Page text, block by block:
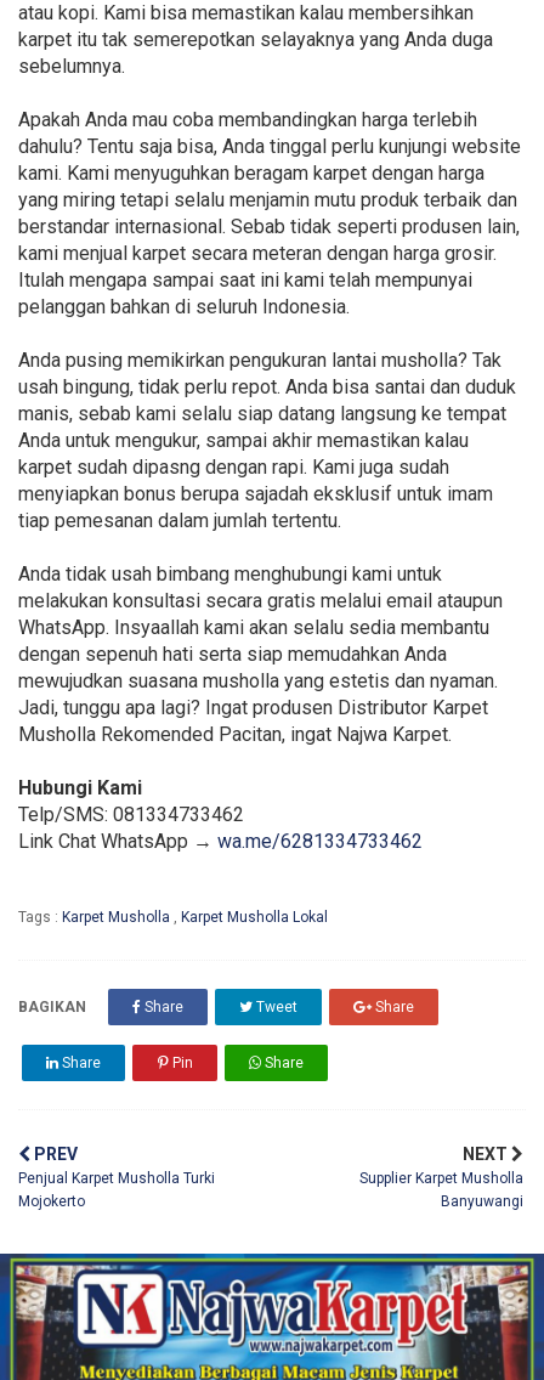
atau kopi. Kami bisa memastikan kalau membersihkan
karpet itu tak semerepotkan selayaknya yang Anda duga
sebelumnya.
Apakah Anda mau coba membandingkan harga terlebih
dahulu? Tentu saja bisa, Anda tinggal perlu kunjungi website
kami. Kami menyuguhkan beragam karpet dengan harga
yang miring tetapi selalu menjamin mutu produk terbaik dan
berstandar internasional. Sebab tidak seperti produsen lain,
kami menjual karpet secara meteran dengan harga grosir.
Itulah mengapa sampai saat ini kami telah mempunyai
pelanggan bahkan di seluruh Indonesia.
Anda pusing memikirkan pengukuran lantai musholla? Tak
usah bingung, tidak perlu repot. Anda bisa santai dan duduk
manis, sebab kami selalu siap datang langsung ke tempat
Anda untuk mengukur, sampai akhir memastikan kalau
karpet sudah dipasng dengan rapi. Kami juga sudah
menyiapkan bonus berupa sajadah eksklusif untuk imam
tiap pemesanan dalam jumlah tertentu.
Anda tidak usah bimbang menghubungi kami untuk
melakukan konsultasi secara gratis melalui email ataupun
WhatsApp. Insyaallah kami akan selalu sedia membantu
dengan sepenuh hati serta siap memudahkan Anda
mewujudkan suasana musholla yang estetis dan nyaman.
Jadi, tunggu apa lagi? Ingat produsen Distributor Karpet
Musholla Rekomended Pacitan, ingat Najwa Karpet.
Hubungi Kami
Telp/SMS: 081334733462
Link Chat WhatsApp → wa.me/6281334733462
Tags : Karpet Musholla , Karpet Musholla Lokal
BAGIKAN Share Tweet Share
Share Pin Share
PREV
Penjual Karpet Musholla Turki
Mojokerto
NEXT
Supplier Karpet Musholla
Banyuwangi